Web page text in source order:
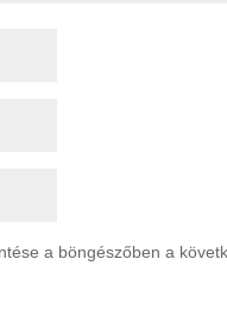
a böngészőben a